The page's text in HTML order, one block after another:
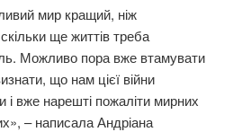
мир кращий, ніж
ще життів треба
Можливо пора вже втамувати
що нам цієї війни
і вже нарешті пожаліти мирних
– написала Андріана